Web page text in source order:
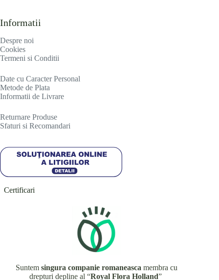
Informatii
Despre noi
Cookies
Termeni si Conditii
Date cu Caracter Personal
Metode de Plata
Informatii de Livrare
Returnare Produse
Sfaturi si Recomandari
Certificari
Suntem singura companie romaneasca membra cu
drepturi depline al “Royal Flora Holland”